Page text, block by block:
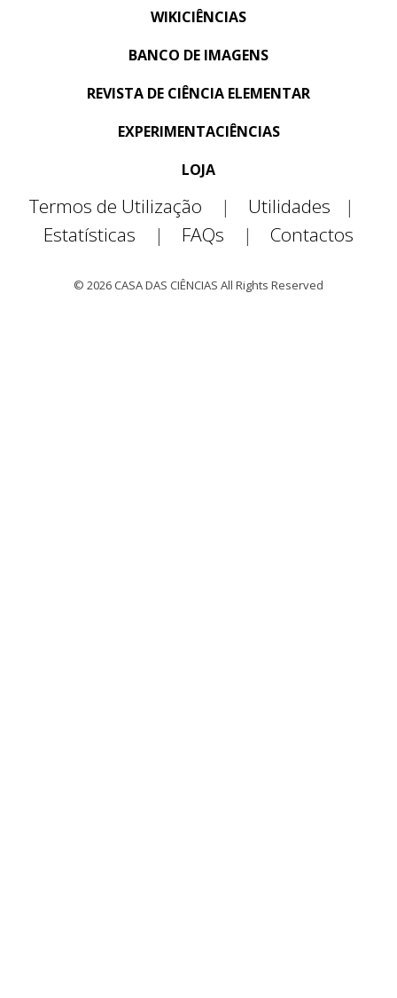
WIKICIÊNCIAS
BANCO DE IMAGENS
REVISTA DE CIÊNCIA ELEMENTAR
EXPERIMENTACIÊNCIAS
LOJA
Termos de Utilização | Utilidades
|
Estatísticas
| FAQs | Contactos
© 2026 CASA DAS CIÊNCIAS All Rights Reserved